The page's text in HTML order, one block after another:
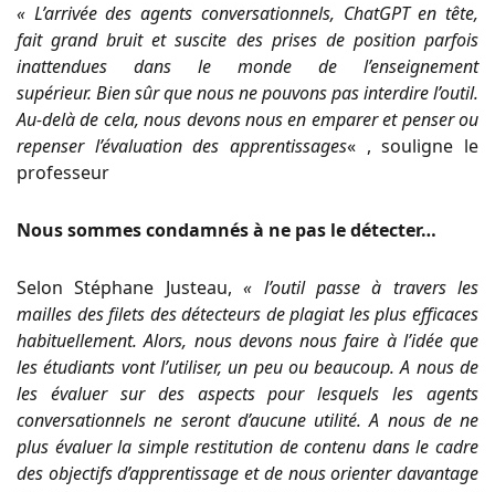
« L’arrivée des agents conversationnels, ChatGPT en tête,
fait grand bruit et suscite des prises de position parfois
inattendues dans le monde de l’enseignement
supérieur. Bien sûr que nous ne pouvons pas interdire l’outil.
Au-delà de cela, nous devons nous en emparer et penser ou
repenser l’évaluation des apprentissages« , souligne le
professeur
Nous sommes condamnés à ne pas le détecter…
Selon Stéphane Justeau, « l’outil passe à travers les
mailles des filets des détecteurs de plagiat les plus efficaces
habituellement. Alors, nous devons nous faire à l’idée que
les étudiants vont l’utiliser, un peu ou beaucoup. A nous de
les évaluer sur des aspects pour lesquels les agents
conversationnels ne seront d’aucune utilité. A nous de ne
plus évaluer la simple restitution de contenu dans le cadre
des objectifs d’apprentissage et de nous orienter davantage